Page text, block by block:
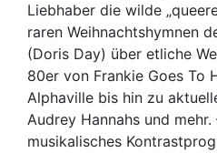
Liebhaber die wilde
raren Weihnachtshymnen
(Doris Day) über etliche
80er von Frankie Goes To
Alphaville bis hin zu
Audrey Hannahs und
musikalisches